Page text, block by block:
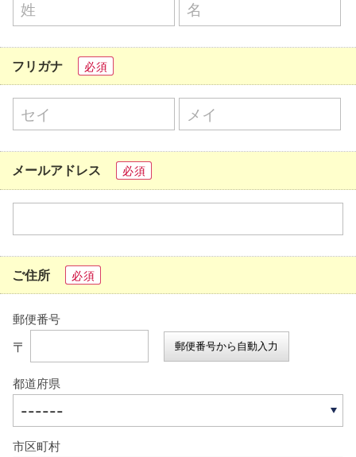
フリガナ 必須
メールアドレス 必須
ご住所 必須
郵便番号
〒 郵便番号から自動入力
都道府県
市区町村